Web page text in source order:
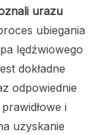
urazu
ubiegania
lędźwiowego
dokładne
odpowiednie
i
uzyskanie